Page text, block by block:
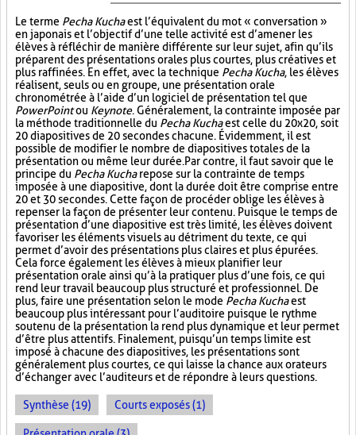
Le terme Pecha Kuchaest l’équivalent du mot « conversation »
en japonais et l’objectif d’une telle activité est d’amener les
élèves à réfléchir de manière différente sur leur sujet, afin qu’ils
préparent des présentations orales plus courtes, plus créatives et
plus raffinées. En effet, avec la technique Pecha Kucha, les élèves
réalisent, seuls ou en groupe, une présentation orale
chronométrée à l’aide d’un logiciel de présentation tel que
PowerPointou Keynote. Généralement, la contrainte imposée par
la méthode traditionnelle du Pecha Kuchaest celle du 20x20, soit
20 diapositives de 20 secondes chacune. Évidemment, il est
possible de modifier le nombre de diapositives totales de la
présentation ou même leur durée. Par contre, il faut savoir que le
principe du Pecha Kucharepose sur la contrainte de temps
imposée à une diapositive, dont la durée doit être comprise entre
20 et 30 secondes. Cette façon de procéder oblige les élèves à
repenser la façon de présenter leur contenu. Puisque le temps de
présentation d’une diapositive est très limité, les élèves doivent
favoriser les éléments visuels au détriment du texte, ce qui
permet d’avoir des présentations plus claires et plus épurées.
Cela force également les élèves à mieux planifier leur
présentation orale ainsi qu’à la pratiquer plus d’une fois, ce qui
rend leur travail beaucoup plus structuré et professionnel. De
plus, faire une présentation selon le mode Pecha Kuchaest
beaucoup plus intéressant pour l’auditoire puisque le rythme
soutenu de la présentation la rend plus dynamique et leur permet
d’être plus attentifs. Finalement, puisqu’un temps limite est
imposé à chacune des diapositives, les présentations sont
généralement plus courtes, ce qui laisse la chance aux orateurs
d’échanger avec l’auditeurs et de répondre à leurs questions.
Synthèse (19) Courts exposés (1)